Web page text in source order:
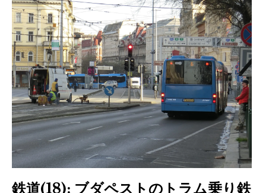
鉄道(18): ブダペストのトラム乗り鉄